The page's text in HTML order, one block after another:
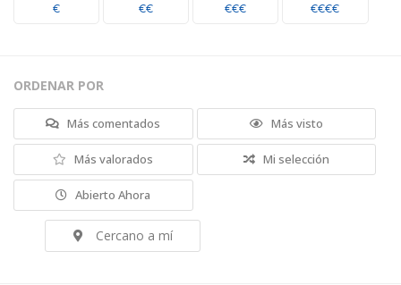
€ €€ €€€ €€€€
ORDENAR POR
Más comentados Más visto
Más valorados Mi selección
Abierto Ahora
Cercano a mí